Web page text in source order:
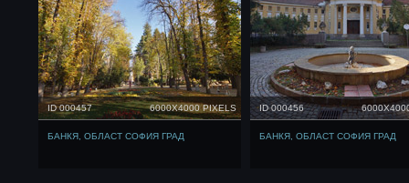
ID 000457 6000X4000 PIXELS
БАНКЯ, ОБЛАСТ СОФИЯ ГРАД
ID 000456
БАНКЯ, ОБЛАСТ СОФИЯ ГРАД